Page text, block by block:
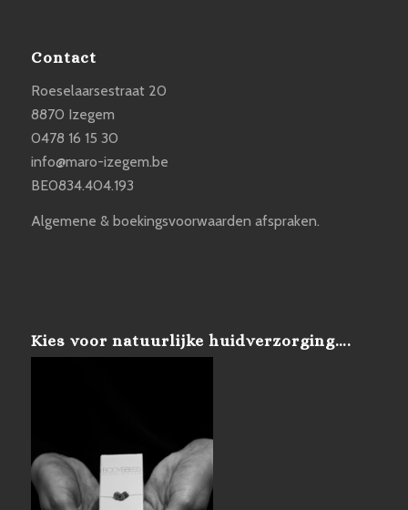
Contact
Roeselaarsestraat 20
8870 Izegem
0478 16 15 30
info@maro-izegem.be
BE0834.404.193
Algemene & boekingsvoorwaarden afspraken.
Kies voor natuurlijke huidverzorging….